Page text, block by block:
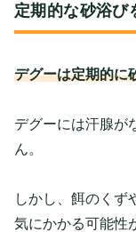
定期的な砂浴び
デグーは定期的に
デグーには汗腺が
ん。
しかし、餌のくず
気にかかる可能性